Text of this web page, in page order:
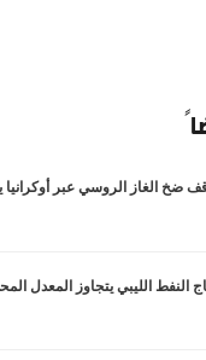
ضخ الغاز الروسي عبر أوكرانيا
النفط الليبي يتجاوز المعدل المحدد